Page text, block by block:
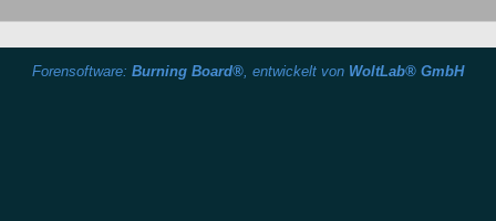
Forensoftware: Burning Board®, entwickelt von WoltLab® GmbH